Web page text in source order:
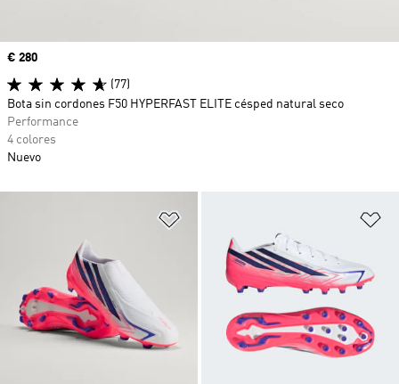
Precio
€ 280
(77)
Bota sin cordones F50 HYPERFAST ELITE césped natural seco
Performance
4 colores
Nuevo